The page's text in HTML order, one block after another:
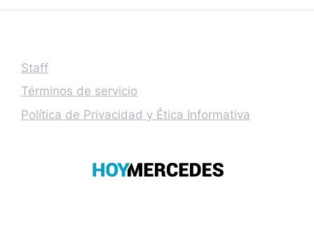
Staff
Términos de servicio
Política de Privacidad y Ética Informativa